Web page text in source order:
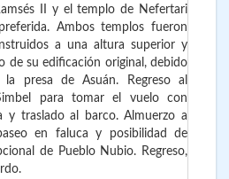
II y el templo de Nefertari
Ambos templos fueron
a una altura superior y
de su edificación original, debido
presa de Asuán. Regreso al
para tomar el vuelo con
y traslado al barco. Almuerzo a
en faluca y posibilidad de
de Pueblo Nubio. Regreso,